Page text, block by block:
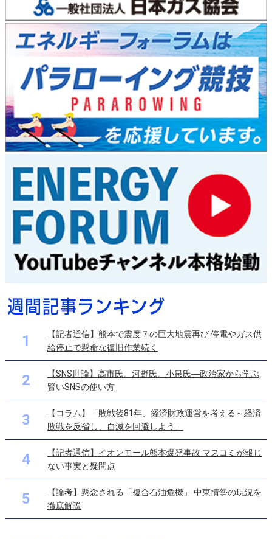
1
【記者通信】熊本で震度７の巨大地震再び 停電やガス供
給停止で懸命な復旧作業続く
2
【SNS世論】高市氏、河野氏、小泉氏―政治家から学ぶ
賢いSNSの使い方
3
【コラム】「敗戦後81年、経済財政運営を考える～経済
敗戦を反省し、自滅を回避しよう」
4
【記者通信】イオンモール熊本爆発事故 マスコミが報じ
ない事実と疑問点
5
【論考】懸念される「複合石油危機」 中東情勢の現況を
徹底解説